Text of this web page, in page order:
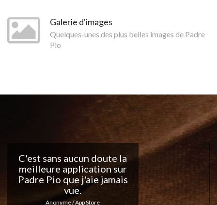
Galerie d'images
Quelques-unes des plus belles images de Padre
Pio
Belle application, j'adore
les notifications
quotidiennes... Continuez
votre excellent travail !